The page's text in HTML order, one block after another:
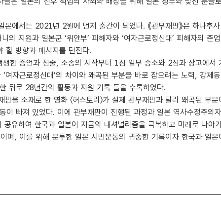
본에서는 2021년 2월에 먼저 출간이 되었다. 《관부재판》은 하나
지원과 일본군 ‘위안부’ 피해자와 ‘여자근로정신대’ 피해자의
할 방향과 메시지를 던진다.
생한 증언과 진술, 소송의 시작부터 1심 일부 승소와 2심과 상고에
여자근로정신대’의 차이와 왜곡된 부분을 바로 잡으려는 노력, 강
뒤로 28년간의 활동과 지원 기록 들을 수록하였다.
을 소재로 한 영화 〈허스토리〉가 실제 관부재판과 달리 왜곡된 부
빠져 있었다. 이에 관부재판이 진행된 과정과 일본 역사수정주의
유하여 한국과 일본이 지금의 내셔널리즘을 극복하고 미래로 나아
며, 이를 위해 분투한 일본 시민운동의 귀중한 기록이자 한국과 일